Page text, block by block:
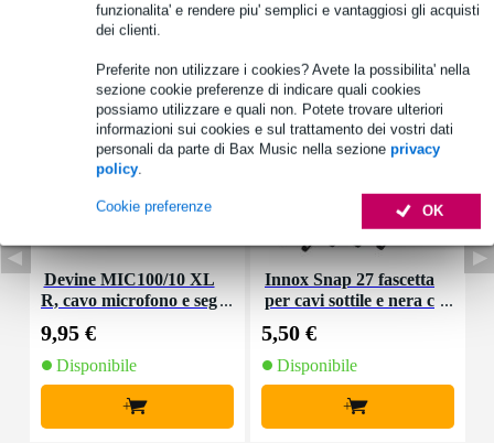
funzionalita' e rendere piu' semplici e vantaggiosi gli acquisti
dei clienti.
Preferite non utilizzare i cookies? Avete la possibilita' nella
sezione cookie preferenze di indicare quali cookies
possiamo utilizzare e quali non. Potete trovare ulteriori
informazioni sui cookies e sul trattamento dei vostri dati
personali da parte di Bax Music nella sezione privacy
policy.
OK
Cookie preferenze
Accessori (7)
Devine MIC100/10 XL
R, cavo microfono e seg
9,95 €
Disponibile
+
Innox Snap 27 fascetta
per cavi sottile e nera c
(10 pezzi)
5,50 €
Disponibile
+